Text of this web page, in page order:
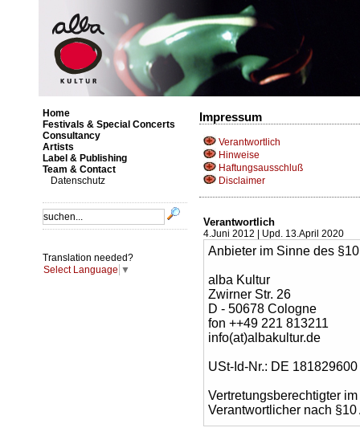
Home
Festivals & Special Concerts
Consultancy
Artists
Label & Publishing
Team & Contact
Datenschutz
Translation needed?
Select Language ▼
Impressum
Verantwortlich
Hinweise
Haftungsausschluß
Disclaimer
Verantwortlich
4.Juni 2012 | Upd. 13.April 2020
Anbieter im Sinne des
alba Kultur
Zwirner Str. 26
D - 50678 Cologne
fon ++49 221 813211
info(at)albakultur.de
USt-Id-Nr.: DE 181829600
Vertretungsberechtigter
Verantwortlicher nach